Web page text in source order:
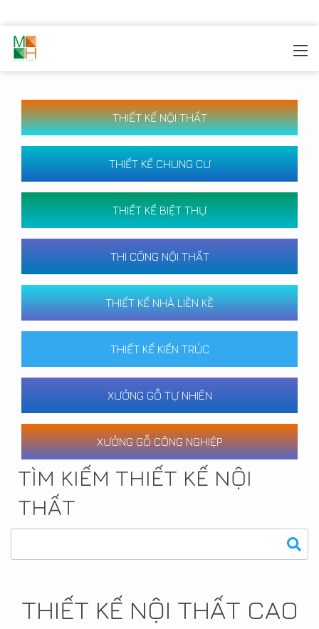
THIẾT KẾ NỘI THẤT
THIẾT KẾ CHUNG CƯ
THIẾT KẾ BIỆT THỰ
THI CÔNG NỘI THẤT
THIẾT KẾ NHÀ LIỀN KỀ
THIẾT KẾ KIẾN TRÚC
XƯỞNG GỖ TỰ NHIÊN
XƯỞNG GỖ CÔNG NGHIỆP
TÌM KIẾM THIẾT KẾ NỘI
THẤT
THIẾT KẾ NỘI THẤT CAO